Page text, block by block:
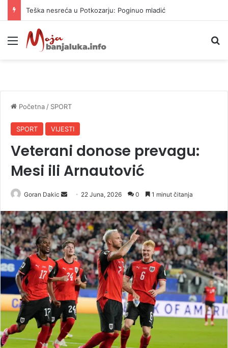
Teška nesreća u Potkozarju: Poginuo mladić
Meni
Početna / SPORT
SPORT VIJESTI
Veterani donose prevagu:
Mesi ili Arnautović
Goran Dakic
n
d
a
n
e
m
a
l
22 Juna, 2026 0 1 minut čitanja